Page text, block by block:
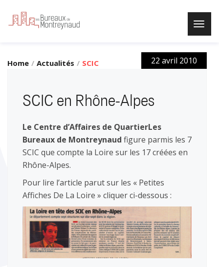
Home Actualités
SCIC
Alpes
22 avril 2010
SCIC en Rhône-Alpes
Le Centre d’Affaires de QuartierLes
Bureaux de Montreynaud figure parmis les 7
SCIC que compte la Loire sur les 17 créées en
Rhône-Alpes.
Pour lire l’article parut sur les « Petites
Affiches De La Loire » cliquer ci-dessous :